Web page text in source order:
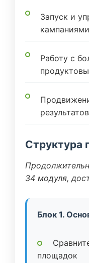
Запуск и
кампаниями
Работу с
результатов
Структура
34 модуля,
Блок 1.
площадок